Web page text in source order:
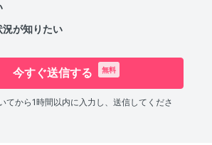
が知りたい
今すぐ送信する 無料
てから1時間以内に入力し、送信してくださ